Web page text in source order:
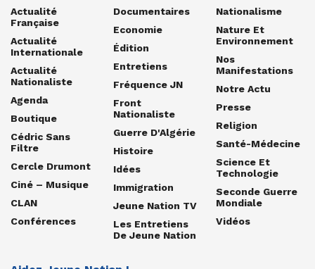
Actualité
Française
Actualité
Internationale
Actualité
Nationaliste
Agenda
Boutique
Cédric Sans
Filtre
Cercle Drumont
Ciné – Musique
CLAN
Conférences
Documentaires
Economie
Édition
Entretiens
Fréquence JN
Front
Nationaliste
Guerre D'Algérie
Histoire
Idées
Immigration
Jeune Nation TV
Les Entretiens
De Jeune Nation
Nationalisme
Nature Et
Environnement
Nos
Manifestations
Notre Actu
Presse
Religion
Santé-Médecine
Science Et
Technologie
Seconde Guerre
Mondiale
Vidéos